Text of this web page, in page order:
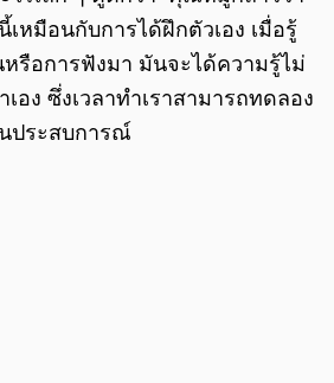
เหมือนกับการได้ฝึกตัวเอง เมื่อรู้
หรือการฟังมา มันจะได้ความรู้ไม่
อง ซึ่งเวลาทำเราสามารถทดลอง
ประสบการณ์